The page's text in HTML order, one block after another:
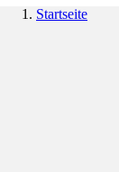
Startseite